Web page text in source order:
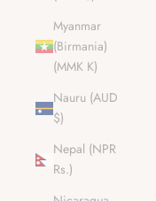
Myanmar
(Birmania)
(MMK K)
Nauru (AUD
$)
Nepal (NPR
Rs.)